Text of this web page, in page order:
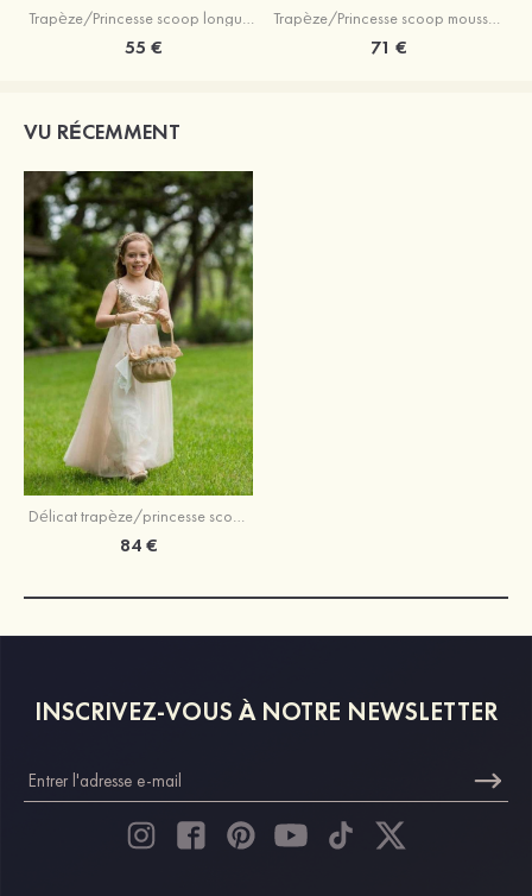
Trapèze/Princesse scoop longueur genou dentelle robe de fille de fleur avec dentelle
55 €
Trapèze/Princesse scoop mousseline longueur mollet robe de fille de fleur
71 €
VU RÉCEMMENT
Délicat trapèze/princesse scoop longueur ras du sol tulle robe de fille de fleur avec fleurs paillettes
84 €
INSCRIVEZ-VOUS À NOTRE NEWSLETTER